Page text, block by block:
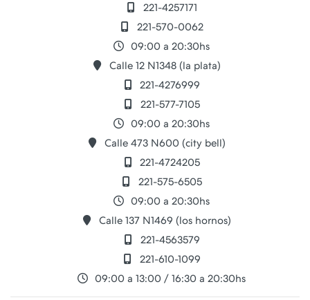
221-4257171
221-570-0062
09:00 a 20:30hs
Calle 12 N1348 (la plata)
221-4276999
221-577-7105
09:00 a 20:30hs
Calle 473 N600 (city bell)
221-4724205
221-575-6505
09:00 a 20:30hs
Calle 137 N1469 (los hornos)
221-4563579
221-610-1099
09:00 a 13:00 / 16:30 a 20:30hs